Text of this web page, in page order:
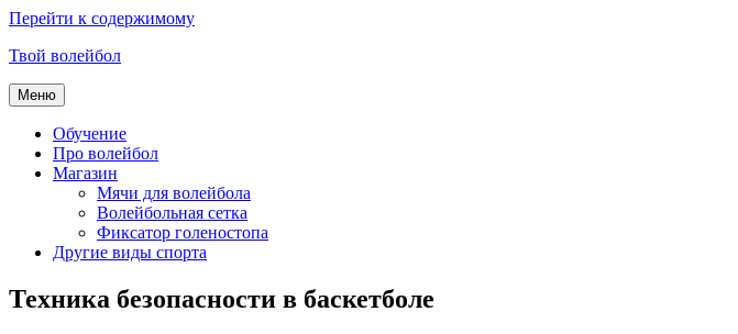
Перейти к содержимому
Твой волейбол
Меню
Обучение
Про волейбол
Магазин
Мячи для волейбола
Волейбольная сетка
Фиксатор голеностопа
Другие виды спорта
Техника безопасности в баскетболе